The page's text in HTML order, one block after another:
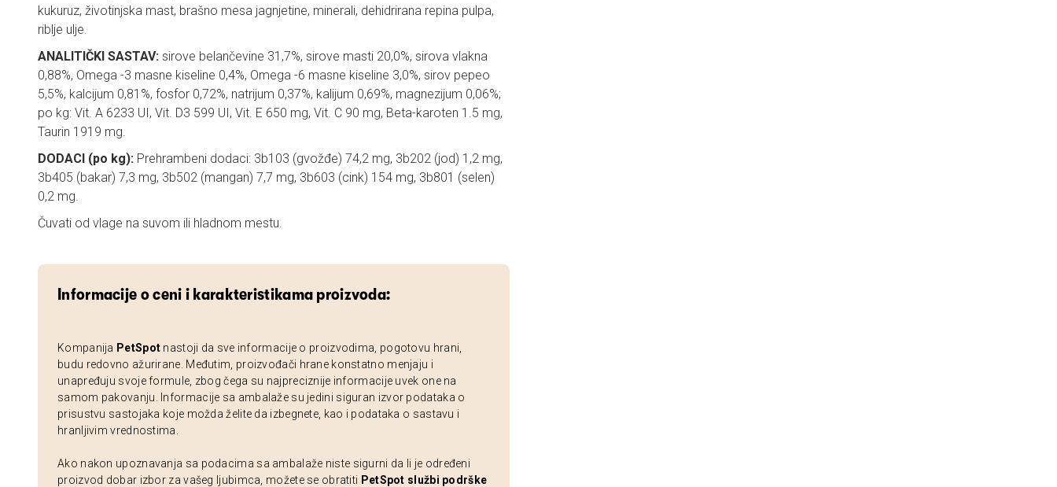
kukuruz, životinjska mast, brašno mesa jagnjetine, minerali, dehidrirana repina pulpa,
riblje ulje.
ANALITIČKI SASTAV: sirove belančevine 31,7%, sirove masti 20,0%, sirova vlakna
0,88%, Omega -3 masne kiseline 0,4%, Omega -6 masne kiseline 3,0%, sirov pepeo
5,5%, kalcijum 0,81%, fosfor 0,72%, natrijum 0,37%, kalijum 0,69%, magnezijum 0,06%;
po kg: Vit. A 6233 UI, Vit. D3 599 UI, Vit. E 650 mg, Vit. C 90 mg, Beta-karoten 1.5 mg,
Taurin 1919 mg.
DODACI (po kg): Prehrambeni dodaci: 3b103 (gvožđe) 74,2 mg, 3b202 (jod) 1,2 mg,
3b405 (bakar) 7,3 mg, 3b502 (mangan) 7,7 mg, 3b603 (cink) 154 mg, 3b801 (selen)
0,2 mg.
Čuvati od vlage na suvom ili hladnom mestu.
Informacije o ceni i karakteristikama proizvoda:
Kompanija PetSpot nastoji da sve informacije o proizvodima, pogotovu hrani,
budu redovno ažurirane. Međutim, proizvođači hrane konstatno menjaju i
unapređuju svoje formule, zbog čega su najpreciznije informacije uvek one na
samom pakovanju. Informacije sa ambalaže su jedini siguran izvor podataka o
prisustvu sastojaka koje možda želite da izbegnete, kao i podataka o sastavu i
hranljivim vrednostima.
Ako nakon upoznavanja sa podacima sa ambalaže niste sigurni da li je određeni
proizvod dobar izbor za vašeg ljubimca, možete se obratiti PetSpot službi podrške